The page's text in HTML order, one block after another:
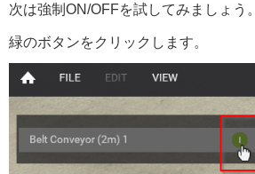
次は強制ON/OFFを試してみましょう。
緑のボタンをクリックします。